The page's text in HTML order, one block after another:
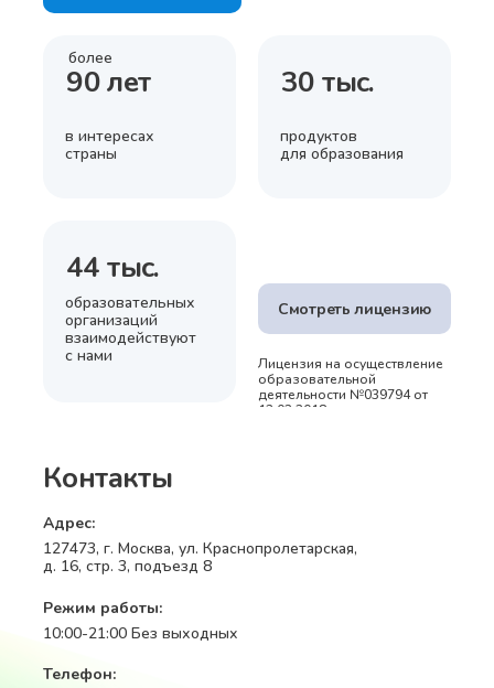
образовательных
организаций
взаимодействуют
с нами
Лицензия на осуществление
образовательной
деятельности №039794 от
13.02.2018 г.
44 тыс.
продуктов
для образования
Смотреть лицензию
30 тыс.
в интересах
страны
более
90 лет
Телефон:
10:00-21:00 Без выходных
Режим работы:
127473, г. Москва, ул. Краснопролетарская,
д. 16, стр. 3, подъезд 8
Адрес:
Контакты